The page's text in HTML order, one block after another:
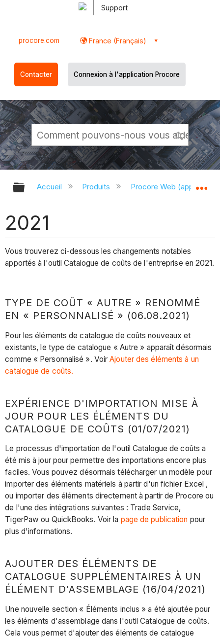
Support
procore.com France (Français)
Contacter Connexion à l'application Procore
Développer/réduire la hiérarchie
Accueil Produits Procore Web
2021
Vous trouverez ci-dessous les changements notables
apportés à l'outil Catalogue de coûts de l'entreprise en 2021.
TYPE DE COÛT « AUTRE » RENOMMÉ
EN « PERSONNALISÉ » (06.08.2021)
Pour les éléments de catalogue de coûts nouveaux et
existants, le type de catalogue « Autre » apparaît désormais
comme « Personnalisé ». VoirAjouter des éléments à un
catalogue de coûts.
EXPÉRIENCE D'IMPORTATION MISE À
JOUR POUR LES ÉLÉMENTS DU
CATALOGUE DE COÛTS (01/07/2021)
Le processus d'importation de l'outil Catalogue de coûts a
été mis à jour pour permettre des importations encore plus
faciles. Vous pouvez désormais télécharger un modèle pour
importer des éléments matériels à partir d'un fichier Excel ,
ou importer des éléments directement à partir de Procore ou
de l'une des intégrations suivantes : Trade Service,
TigerPaw ou QuickBooks. Voir la page de publication pour
plus d'informations.
AJOUTER DES ÉLÉMENTS DE
CATALOGUE SUPPLÉMENTAIRES À UN
ÉLÉMENT D'ASSEMBLAGE (16/04/2021)
Une nouvelle section « Éléments inclus » a été ajoutée pour
les éléments d'assemblage dans l'outil Catalogue de coûts.
Cela vous permet d'ajouter des éléments de catalogue